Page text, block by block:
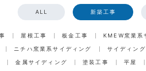
ALL 新築工事
屋根工事 板金工事 KMEW窯業系
ニチハ窯業系サイディング サイディング
金属サイディング 塗装工事 平屋